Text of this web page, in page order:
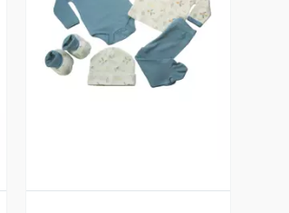
Vista Previa